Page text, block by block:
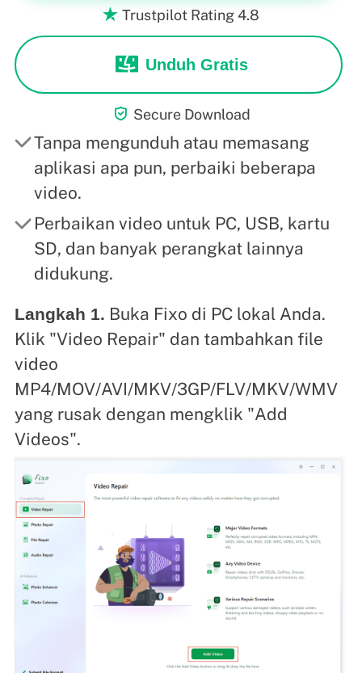
 Trustpilot Rating 4.8
Unduh Gratis
 Secure Download
Tanpa mengunduh atau memasang
aplikasi apa pun, perbaiki beberapa
video.
Perbaikan video untuk PC, USB, kartu
SD, dan banyak perangkat lainnya
didukung.
Langkah 1. Buka Fixo di PC lokal Anda.
Klik "Video Repair" dan tambahkan file
video
MP4/MOV/AVI/MKV/3GP/FLV/MKV/WMV
yang rusak dengan mengklik "Add
Videos".